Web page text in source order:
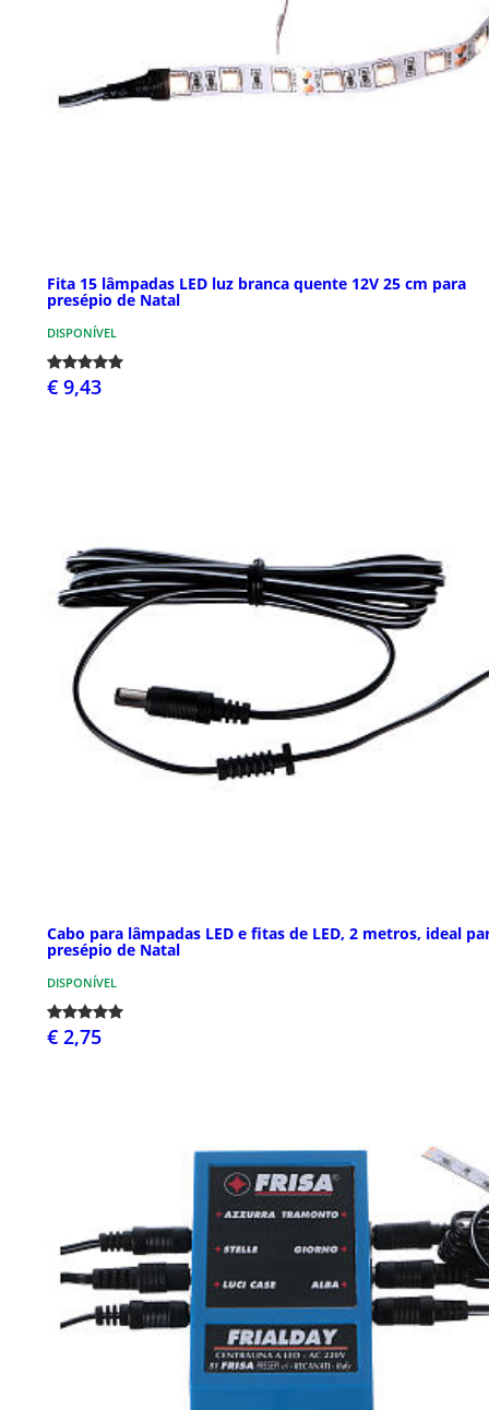
Fita 15 lâmpadas LED luz branca quente 12V 25 cm para
presépio de Natal
DISPONÍVEL
€ 9,43
Cabo para lâmpadas LED e fitas de LED, 2 metros, ideal
presépio de Natal
DISPONÍVEL
€ 2,75